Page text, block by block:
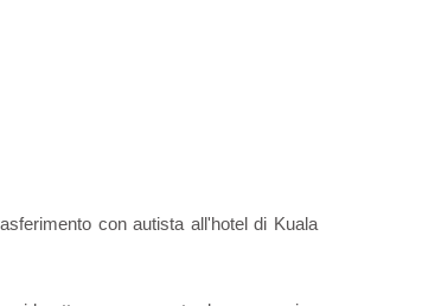
con autista all'hotel di Kuala